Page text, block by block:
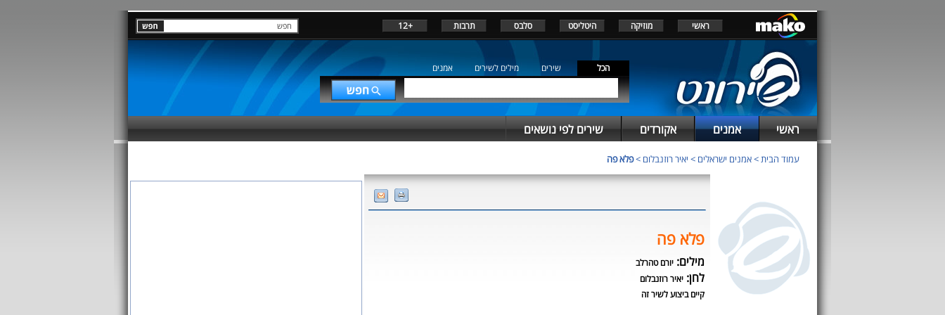
ראשי מוזיקה היטליסט סלבס תרבות +12
הכל שירים מילים לשירים אמנים
ראשי אמנים אקורדים שירים לפי נושאים
עמוד הבית>אמנים ישראלים > יאיר רוזנבלום >פלא פה
פלא פה
מילים: יורם טהרלב
לחן: יאיר רוזנבלום
קיים ביצוע לשיר זה